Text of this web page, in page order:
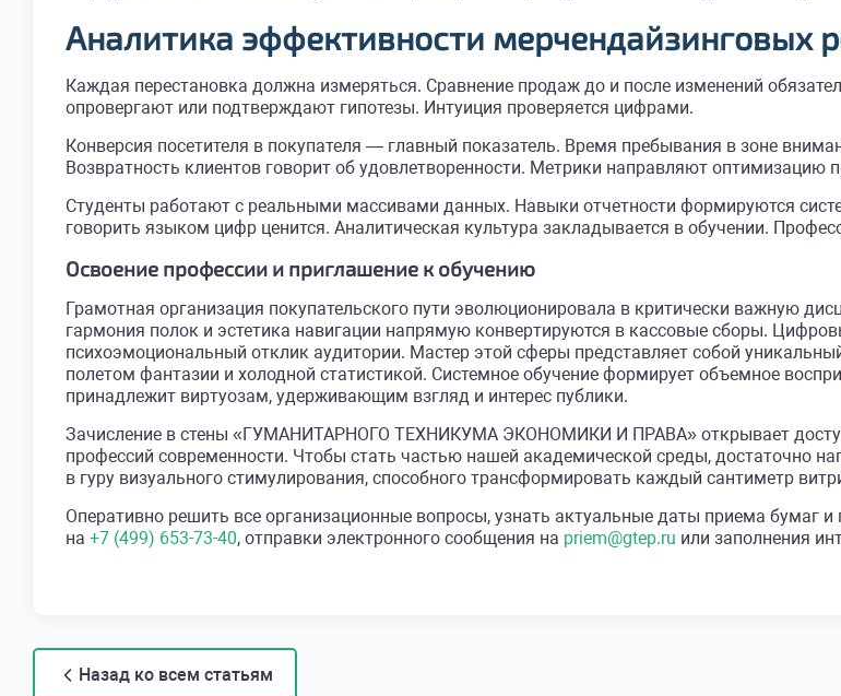
Аналитика эффективности мерчендайзинговых
Каждая перестановка должна измеряться. Сравнение продаж до и после изменений
опровергают или подтверждают гипотезы. Интуиция проверяется цифрами.
Конверсия посетителя в покупателя — главный показатель. Время пребывания в зоне
Возвратность клиентов говорит об удовлетворенности. Метрики направляют оптимизацию
Студенты работают с реальными массивами данных. Навыки отчетности формируются
говорить языком цифр ценится. Аналитическая культура закладывается в обучении.
Освоение профессии и приглашение к обучению
Грамотная организация покупательского пути эволюционировала в критически важную
гармония полок и эстетика навигации напрямую конвертируются в кассовые сборы.
психоэмоциональный отклик аудитории. Мастер этой сферы представляет собой
полетом фантазии и холодной статистикой. Системное обучение формирует объемное
принадлежит виртуозам, удерживающим взгляд и интерес публики.
Зачисление в стены «ГУМАНИТАРНОГО ТЕХНИКУМА ЭКОНОМИКИ И ПРАВА» открывает
профессий современности. Чтобы стать частью нашей академической среды, достаточно
в гуру визуального стимулирования, способного трансформировать каждый сантиметр
Оперативно решить все организационные вопросы, узнать актуальные даты приема бумаг
на +7 (499) 653-73-40, отправки электронного сообщения на priem@gtep.ru или заполнения
Назад ко всем статьям